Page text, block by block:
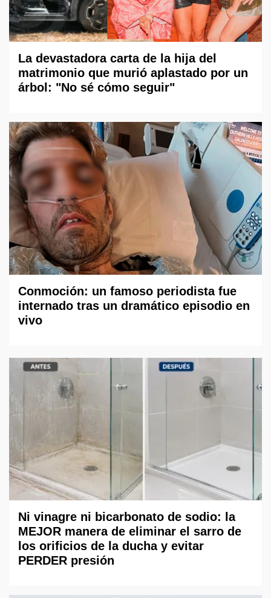
La devastadora carta de la hija del
matrimonio que murió aplastado por un
árbol: "No sé cómo seguir"
Conmoción: un famoso periodista fue
internado tras un dramático episodio en
vivo
Ni vinagre ni bicarbonato de sodio: la
MEJOR manera de eliminar el sarro de
los orificios de la ducha y evitar
PERDER presión